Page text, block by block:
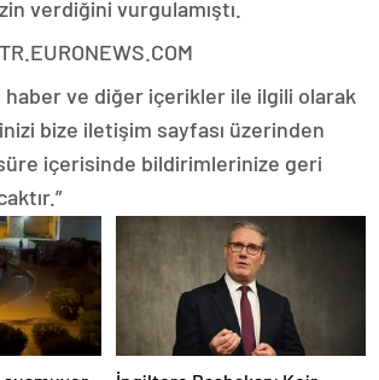
verdiğini vurgulamıştı.
haber ve diğer içerikler ile ilgili olarak
bize iletişim sayfası üzerinden
içerisinde bildirimlerinize geri